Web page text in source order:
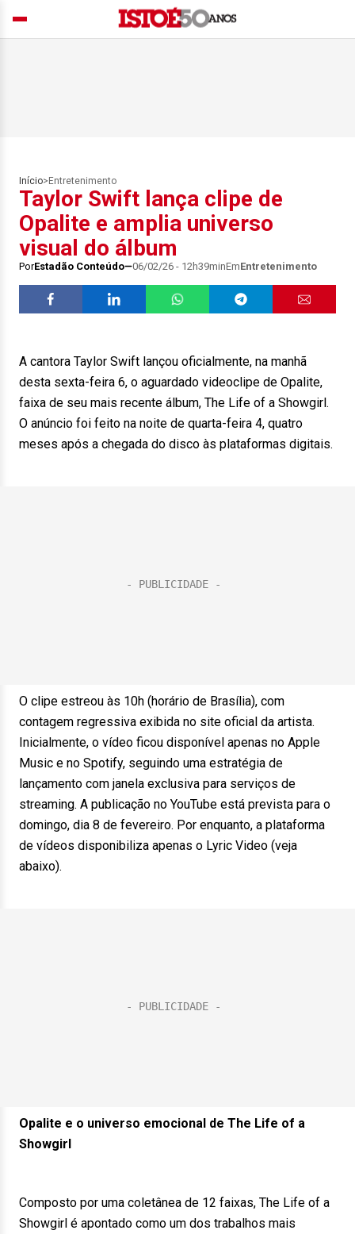
Início> Entretenimento
Taylor Swift lança clipe de
Opalite e amplia universo
visual do álbum
PorEstadão Conteúdo 06/02/26 - 12h39minEmEntretenimento
A cantora Taylor Swift lançou oficialmente, na manhã
desta sexta-feira 6, o aguardado videoclipe de Opalite,
faixa de seu mais recente álbum, The Life of a Showgirl.
O anúncio foi feito na noite de quarta-feira 4, quatro
meses após a chegada do disco às plataformas digitais.
O clipe estreou às 10h (horário de Brasília), com
contagem regressiva exibida no site oficial da artista.
Inicialmente, o vídeo ficou disponível apenas no Apple
Music e no Spotify, seguindo uma estratégia de
lançamento com janela exclusiva para serviços de
streaming. A publicação no YouTube está prevista para o
domingo, dia 8 de fevereiro. Por enquanto, a plataforma
de vídeos disponibiliza apenas o Lyric Video (veja
abaixo).
Opalite e o universo emocional de The Life of a
Showgirl
Composto por uma coletânea de 12 faixas, The Life of a
Showgirl é apontado como um dos trabalhos mais